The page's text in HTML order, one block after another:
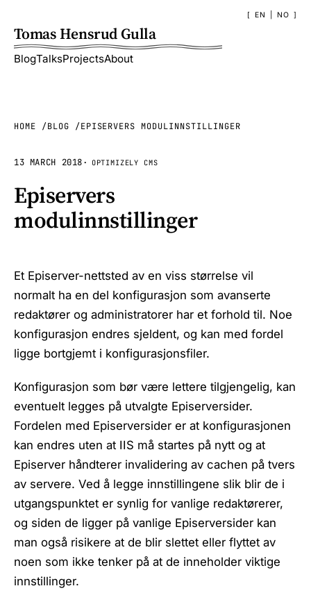
Tomas Hensrud Gulla
BlogTalksProjectsAbout
EN NO
HOME BLOG EPISERVERS MODULINNSTILLINGER
13 MARCH 2018· OPTIMIZELY CMS
Episervers
modulinnstillinger
Et Episerver-nettsted av en viss størrelse vil
normalt ha en del konfigurasjon som avanserte
redaktører og administratorer har et forhold til. Noe
konfigurasjon endres sjeldent, og kan med fordel
ligge bortgjemt i konfigurasjonsfiler.
Konfigurasjon som bør være lettere tilgjengelig, kan
eventuelt legges på utvalgte Episerversider.
Fordelen med Episerversider er at konfigurasjonen
kan endres uten at IIS må startes på nytt og at
Episerver håndterer invalidering av cachen på tvers
av servere. Ved å legge innstillingene slik blir de i
utgangspunktet er synlig for vanlige redaktørerer,
og siden de ligger på vanlige Episerversider kan
man også risikere at de blir slettet eller flyttet av
noen som ikke tenker på at de inneholder viktige
innstillinger.